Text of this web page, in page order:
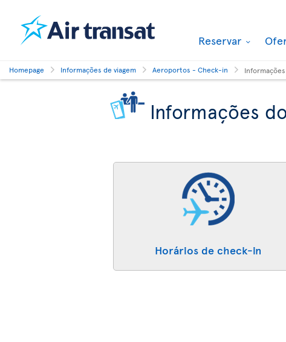
Reservar
Homepage Informações de viagem Aeroportos - Check-in
Informações
Horários de check-in